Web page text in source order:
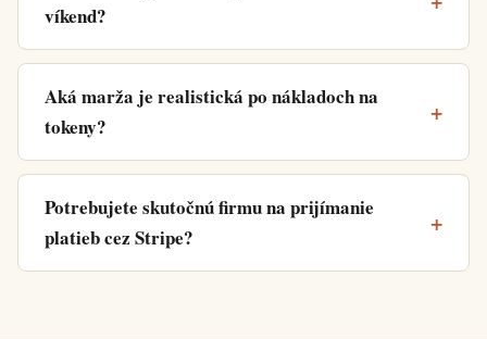
víkend?
Aká marža je realistická po nákladoch na
tokeny?
Potrebujete skutočnú firmu na prijímanie
platieb cez Stripe?